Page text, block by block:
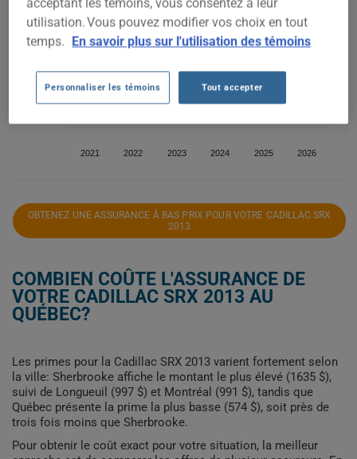
2021 2022 2023 2024 2025 2026
800$
OBTENEZ UNE ASSURANCE À BAS PRIX POUR VOTRE CADILLAC SRX
2013
COMBIEN COÛTE L'ASSURANCE DE
VOTRE CADILLAC SRX 2013 AU
QUÉBEC?
Les primes pour la Cadillac SRX 2013 varient fortement selon
la ville: Sherbrooke affiche le montant le plus élevé (1635 $),
suivi de Longueuil (997 $) et Montréal (991 $), tandis que
Québec présente la prime la plus basse (574 $), soit près de
trois fois moins que Sherbrooke.
Pour obtenir le coût exact pour votre situation, la meilleur
acceptant les témoins, vous consentez à leur
utilisation. Vous pouvez modifier vos choix en tout
temps. En savoir plus sur l'utilisation des témoins
Personnaliser les témoins Tout accepter